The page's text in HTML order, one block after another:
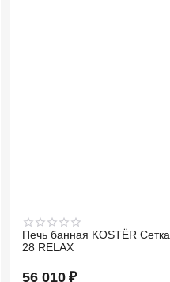
Печь банная KOSTЁR Сетка
28 RELAX
56 010 ₽